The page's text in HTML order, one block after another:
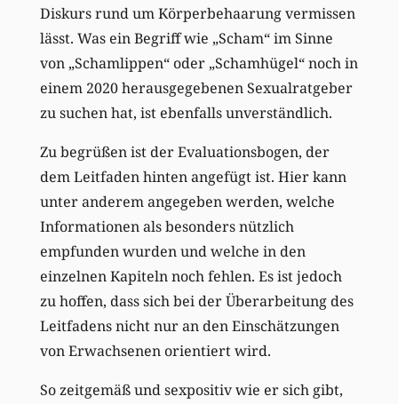
Diskurs rund um Körperbehaarung vermissen
lässt. Was ein Begriff wie „Scham“ im Sinne
von „Schamlippen“ oder „Schamhügel“ noch in
einem 2020 herausgegebenen Sexualratgeber
zu suchen hat, ist ebenfalls unverständlich.
Zu begrüßen ist der Evaluationsbogen, der
dem Leitfaden hinten angefügt ist. Hier kann
unter anderem angegeben werden, welche
Informationen als besonders nützlich
empfunden wurden und welche in den
einzelnen Kapiteln noch fehlen. Es ist jedoch
zu hoffen, dass sich bei der Überarbeitung des
Leitfadens nicht nur an den Einschätzungen
von Erwachsenen orientiert wird.
So zeitgemäß und sexpositiv wie er sich gibt,